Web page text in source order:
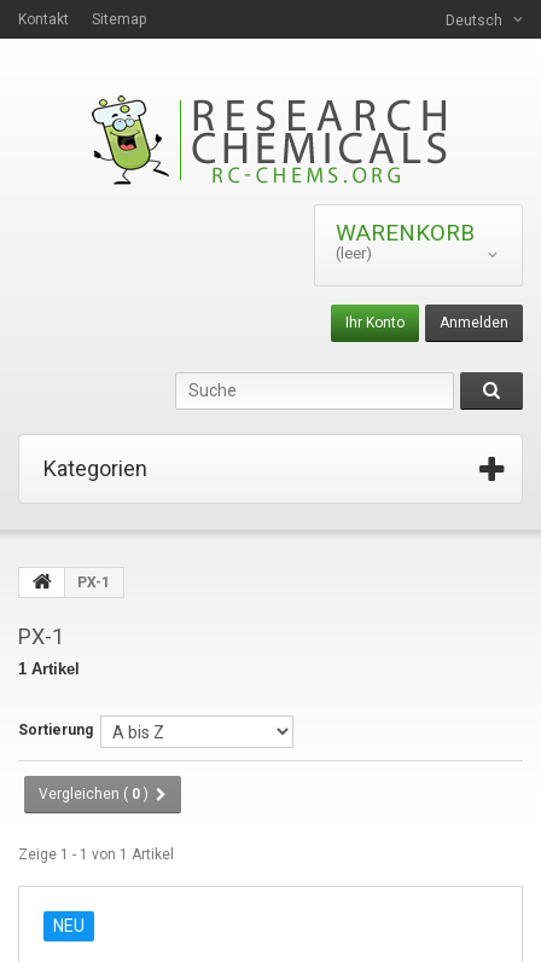
Deutsch
Kontakt Sitemap
WARENKORB
(leer)
Anmelden
Ihr Konto
Kategorien
PX-1
PX-1
1 Artikel
Sortierung
Vergleichen ( 0 )
Zeige 1 - 1 von 1 Artikel
NEU